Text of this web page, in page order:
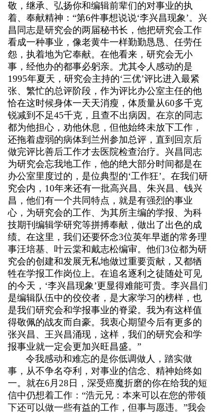
敬，继承、弘扬你和编辑前辈们的对事业的执
着、奉献精神： “第6件事想说说‘李兴昌现象’。兴
昌同志是研究会的两届秘书长，他把研究会工作
看成一种事业，像老黄牛一样勤勤恳恳、任劳任
怨，执着地为它奉献。在他看来，研究会无小
事，经他办的都事必躬亲。尤其令人感动的是
1995年夏天，研究会主持的‘三优’评比进入最紧
张、繁忙的总评阶段，作为评比办公室主任的他
恰在这时候身体一天天消瘦，体质量从60多千克
锐减到不足45千克，且查不出病因。在京的同志
都为他担心，劝他休息，但他始终未放下工作，
还拖着虚弱的病体到兰州参加总评，直到回京后
做完评比善后工作才去医院检查治疗。兴昌同志
为研究会忘我地工作，他的绝大部分时间都是在
办公室里度过的，是位典型的‘工作狂’。在我们研
究会内， 10年来还有一批高兴昌、朱兴昌、钱兴
昌，他们有一个共同特点，就是有强烈的事业
心，为研究会的工作、为其所主编的学报、为科
技期刊编辑学研究等拼搏奉献，做出了出色的成
绩。在这里，我们还要怀念3位英年早逝的常务理
事汪培基、叶云棠和戴志松编审。他们3位都为研
究会的创建和发展无私地做过重要贡献，又都牺
牲在学报工作岗位上。在追名逐利之徒随处可见
的今天， ‘李兴昌现象’更显得难能可贵。李兴昌们
是编辑队伍中的佼佼者，是大家学习的榜样，也
是我们研究会和学报事业的脊梁。我为有这样值
得敬佩的战友而自豪。我衷心期望今后有更多的
张兴昌、王兴昌涌现，这样，我们的研究会和学
报事业就一定会更加兴旺昌盛。 ”
令我感动和难忘的是你低调做人，踏实做
事，从不争名夺利，对事业的信念、精神始终如
一。就在6月 28 日，深受癌魔折磨的你在给我的短
信中仍想着工作： “浩元兄：本来可以在您的带领
下还可以做一些有益的工作，但事与愿违。 ”我会